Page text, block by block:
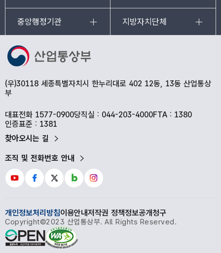
중앙행정기관 지방자치단체
(우)30118 세종특별자치시 한누리대로 402 12동, 13동 산업통상
부
대표전화 1577-0900당직실 : 044-203-4000FTA : 1380
인증표준 : 1381
찾아오시는 길
조직 및 전화번호 안내
개인정보처리방침이용안내저작권 정책정보공개청구
Copyright©2023 산업통상부. All Rights Reserved.